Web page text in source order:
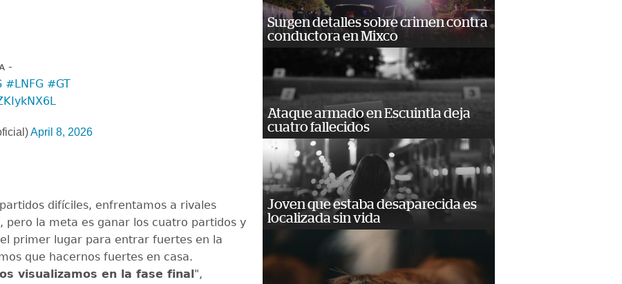
-
#LNFG #GT
April 8, 2026
difíciles, enfrentamos a rivales
pero la meta es ganar los cuatro partidos y
primer lugar para entrar fuertes en la
que hacernos fuertes en casa.
visualizamos en la fase final",
Surgen detalles sobre crimen contra
conductora en Mixco
Ataque armado en Escuintla deja
cuatro fallecidos
Joven que estaba desaparecida es
localizada sin vida